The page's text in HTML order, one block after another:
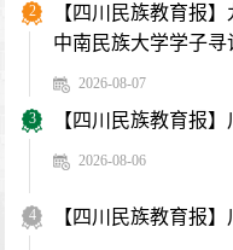
2
【四川民族教育报
中南民族大学学子寻
2026-08-07
3 【四川民族教育报
2026-08-06
4 【四川民族教育报